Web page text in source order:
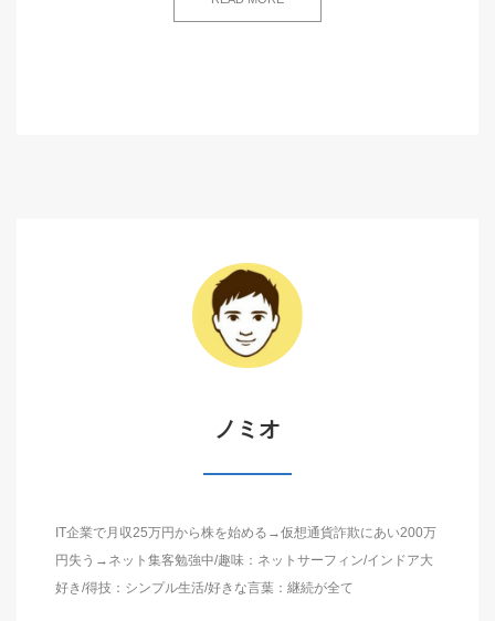
ノミオ
IT企業で月収25万円から株を始める→仮想通貨詐欺にあい200万
円失う→ネット集客勉強中/趣味：ネットサーフィン/インドア大
好き/得技：シンプル生活/好きな言葉：継続が全て